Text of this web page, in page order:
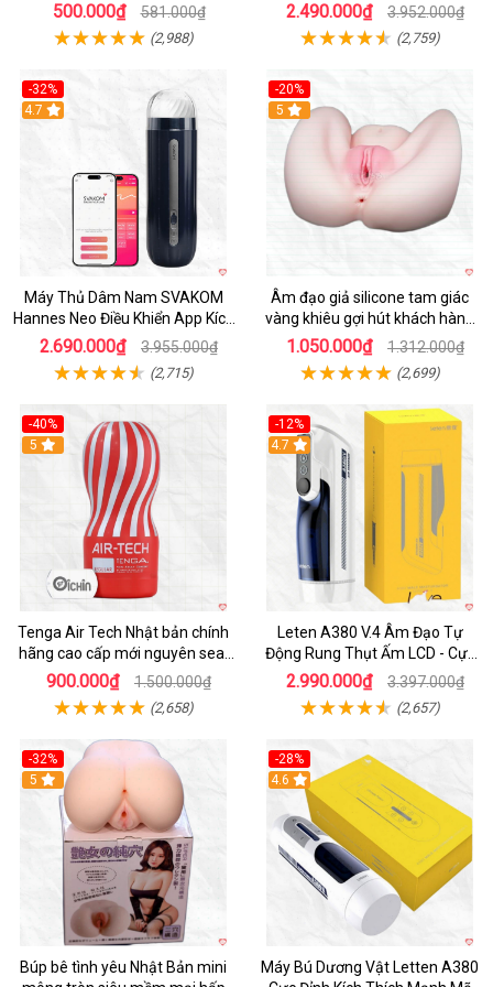
nam
500.000₫ 581.000₫
(2,988)
Điều Khiển
2.490.000₫ 3.952.000₫
(2,759)
-32%
Hot
4.7
Máy Thủ Dâm Nam SVAKOM
Hannes Neo Điều Khiển App Kích
Thích
2.690.000₫ 3.955.000₫
(2,715)
-20%
Hot
5
Âm đạo giả silicone tam giác
vàng khiêu gợi hút khách hàng
nam
1.050.000₫ 1.312.000₫
(2,699)
-40%
Hot
5
Tenga Air Tech Nhật bản chính
hãng cao cấp mới nguyên seal
giá tốt
900.000₫ 1.500.000₫
(2,658)
-12%
Hot
4.7
Leten A380 V.4 Âm Đạo Tự
Động Rung Thụt Ấm LCD - Cực
Phê
2.990.000₫ 3.397.000₫
(2,657)
-32%
Hot
5
Búp bê tình yêu Nhật Bản mini
-28%
Hot
4.6
Máy Bú Dương Vật Letten A380